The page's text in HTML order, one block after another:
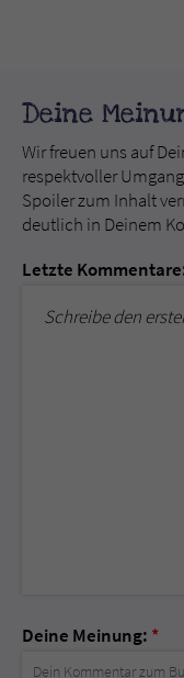
Deine
Wir freuen uns auf
respektvoller
Spoiler zum Inhalt
deutlich in Deinem
Letzte
Schreibe den
Deine Meinung: *